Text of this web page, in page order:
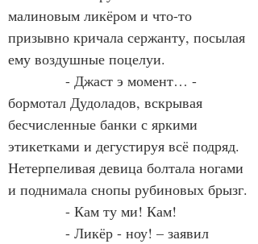
малиновым ликёром и что-то
призывно кричала сержанту, посылая
ему воздушные поцелуи.
- Джаст э момент… -
бормотал Дудоладов, вскрывая
бесчисленные банки с яркими
этикетками и дегустируя всё подряд.
Нетерпеливая девица болтала ногами
и поднимала снопы рубиновых брызг.
- Кам ту ми! Кам!
- Ликёр - ноу! – заявил